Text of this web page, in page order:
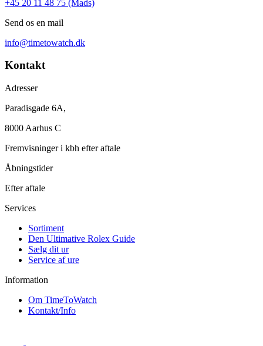
+45 20 11 48 75 (Mads)
Send os en mail
info@timetowatch.dk
Kontakt
Adresser
Paradisgade 6A,
8000 Aarhus C
Fremvisninger i kbh efter aftale
Åbningstider
Efter aftale
Services
Sortiment
Den Ultimative Rolex Guide
Sælg dit ur
Service af ure
Information
Om TimeToWatch
Kontakt/Info